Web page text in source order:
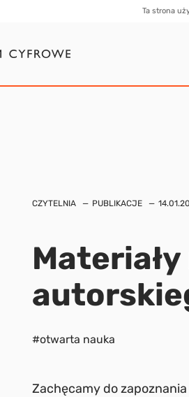
Ta strona
CZYTELNIA PUBLIKACJE
#otwarta nauka
Zachęcamy do zapoznania